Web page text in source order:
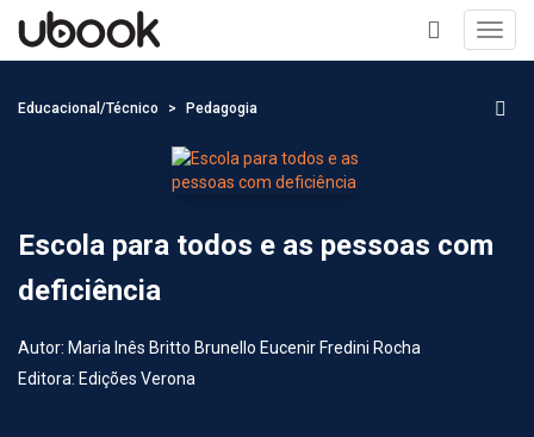
+
Educacional/Técnico Pedagogia
Escola para todos e as pessoas com
deficiência
Autor: Maria Inês Britto Brunello Eucenir Fredini Rocha
Editora: Edições Verona